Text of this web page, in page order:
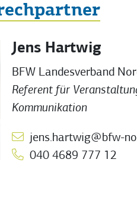
Jens Hartwig
BFW Landesverband
Referent für
Kommunikation
jens.hartwig@bfw-
040 4689 777 12